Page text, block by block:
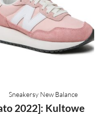
Sneakersy New Balance
2022]: Kultowe